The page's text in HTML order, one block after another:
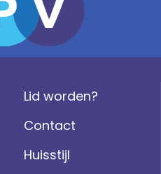
Lid worden?
Contact
Huisstijl